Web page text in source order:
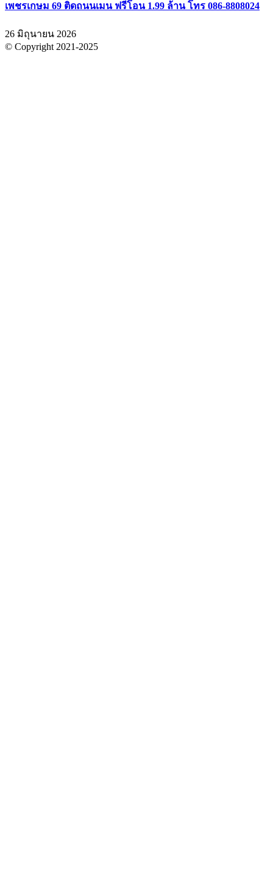
เพชรเกษม 69 ติดถนนเมน ฟรีโอน 1.99 ล้าน โทร 086-8808024
26 มิถุนายน 2026
© Copyright 2021-2025